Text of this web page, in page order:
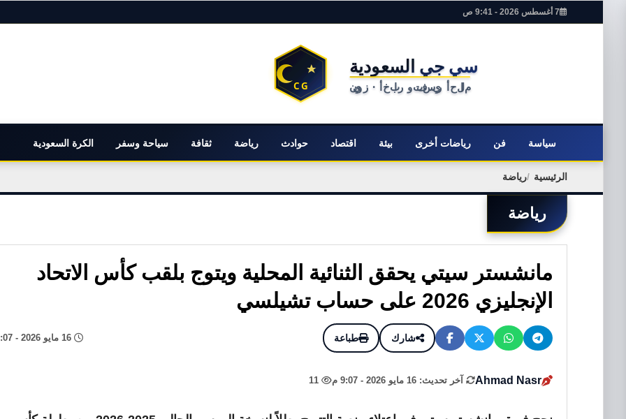
7 أغسطس 2026 - 9:41 ص
سياسة فن رياضات أخرى بيئة اقتصاد حوادث رياضة ثقافة سياحة وسفر الكرة السعودية
الرئيسية رياضة
رياضة
مانشستر سيتي يحقق الثنائية المحلية ويتوج بلقب كأس الاتحاد
الإنجليزي 2026 على حساب تشيلسي
شارك طباعة
Ahmad Nasr آخر تحديث: 16 مايو 2026 - 9:07 م